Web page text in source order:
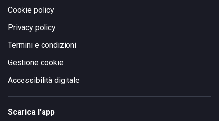
Cookie policy
Privacy policy
Termini e condizioni
Gestione cookie
Accessibilità digitale
Scarica l'app